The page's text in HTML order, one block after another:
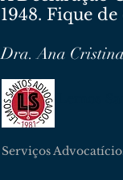
1948. Fique
Dra. Ana
Serviços